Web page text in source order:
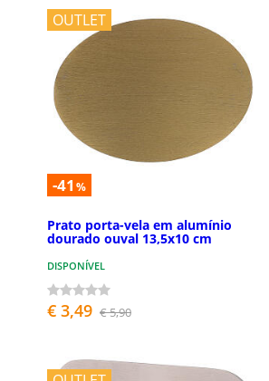
OUTLET
-41 %
Prato porta-vela em alumínio
dourado ouval 13,5x10 cm
DISPONÍVEL
€ 3,49 € 5,90